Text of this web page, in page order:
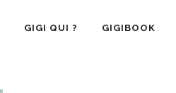
GIGI QUI ? GIGIBOOK